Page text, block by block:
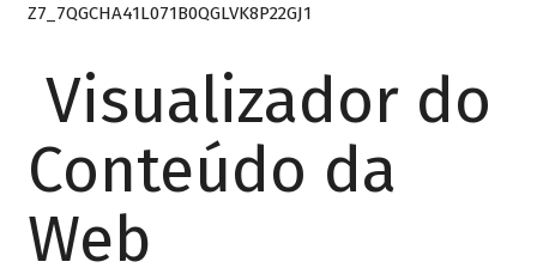
Z7_7QGCHA41L071B0QGLVK8P22GJ1
Visualizador do
Conteúdo da
Web